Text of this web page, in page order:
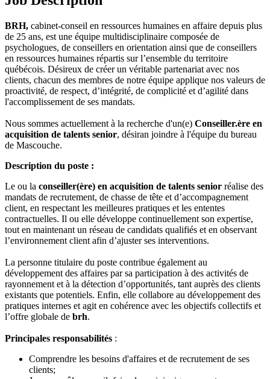
BRH, cabinet-conseil en ressources humaines en affaire depuis plus
de 25 ans, est une équipe multidisciplinaire composée de
psychologues, de conseillers en orientation ainsi que de conseillers
en ressources humaines répartis sur l’ensemble du territoire
québécois. Désireux de créer un véritable partenariat avec nos
clients, chacun des membres de notre équipe applique nos valeurs de
proactivité, de respect, d’intégrité, de complicité et d’agilité dans
l'accomplissement de ses mandats.
Nous sommes actuellement à la recherche d'un(e) Conseiller.ère en
acquisition de talents senior, désiran joindre à l'équipe du bureau
de Mascouche.
Description du poste :
Le ou la conseiller(ère) en acquisition de talents senior réalise des
mandats de recrutement, de chasse de tête et d’accompagnement
client, en respectant les meilleures pratiques et les ententes
contractuelles. Il ou elle développe continuellement son expertise,
tout en maintenant un réseau de candidats qualifiés et en observant
l’environnement client afin d’ajuster ses interventions.
La personne titulaire du poste contribue également au
développement des affaires par sa participation à des activités de
rayonnement et à la détection d’opportunités, tant auprès des clients
existants que potentiels. Enfin, elle collabore au développement des
pratiques internes et agit en cohérence avec les objectifs collectifs et
l’offre globale de brh.
Principales responsabilités :
Comprendre les besoins d'affaires et de recrutement de ses
clients;